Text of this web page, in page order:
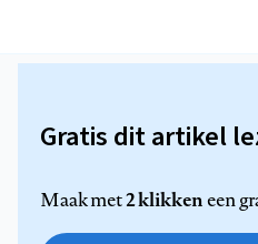
Gratis dit artikel
Maak met2 klikkeneen